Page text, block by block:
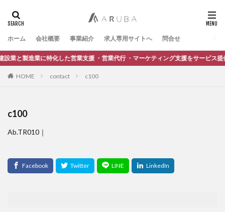
ホーム 会社概要 事業紹介 求人専用サイトへ 問合せ
業と製造業に特化した営業支援 ・営業代行 ・マーケティング支援をサービス提
HOME contact c100
c100
Ab.TR010｜